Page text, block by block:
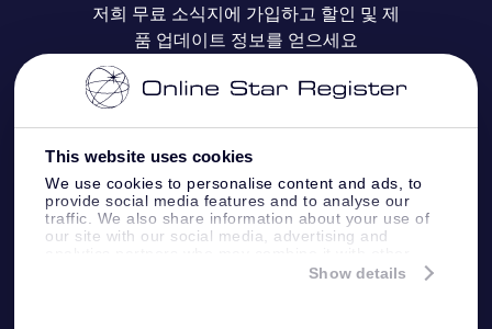
This website uses cookies
We use cookies to personalise content and ads, to
provide social media features and to analyse our
traffic. We also share information about your use of
our site with our social media, advertising and
information that you’ve provided to them or that
Show details
OSR 상품권
기업 선물
맞춤 별 페이지
One Million Stars
Fly me to the stars VR 앱
결제 정보
배송 정보
환불 정책
별자리
저희 무료 소식지에 가입하고 할인 및 제
품 업데이트 정보를 얻으세요